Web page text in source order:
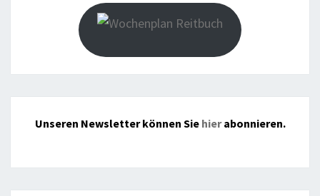
Unseren Newsletter können Sie hierabonnieren.